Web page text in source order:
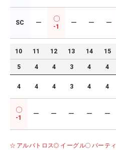
SC ー
-1
ー ー ー
10 11 12 13 14 15
5 4 4 3 4 4
4 4 4 3 4 4
-1
ー ー ー ー ー
アルバトロス イーグル バーティ